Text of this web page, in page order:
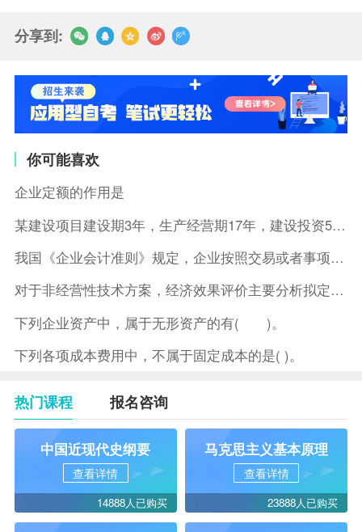
分享到:
你可能喜欢
企业定额的作用是
某建设项目建设期3年，生产经营期17年，建设投资5500万元
我国《企业会计准则》规定，企业按照交易或者事项的经济特征确定
对于非经营性技术方案，经济效果评价主要分析拟定方案的( )。
下列企业资产中，属于无形资产的有( )。
下列各项成本费用中，不属于固定成本的是( )。
热门课程 报名咨询
中国近现代史纲要
查看详情
14888人已购买
马克思主义基本原理
查看详情
23888人已购买